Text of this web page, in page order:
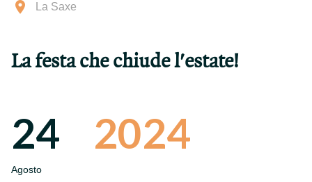
La Saxe
La festa che chiude l'estate!
24
Agosto
2024